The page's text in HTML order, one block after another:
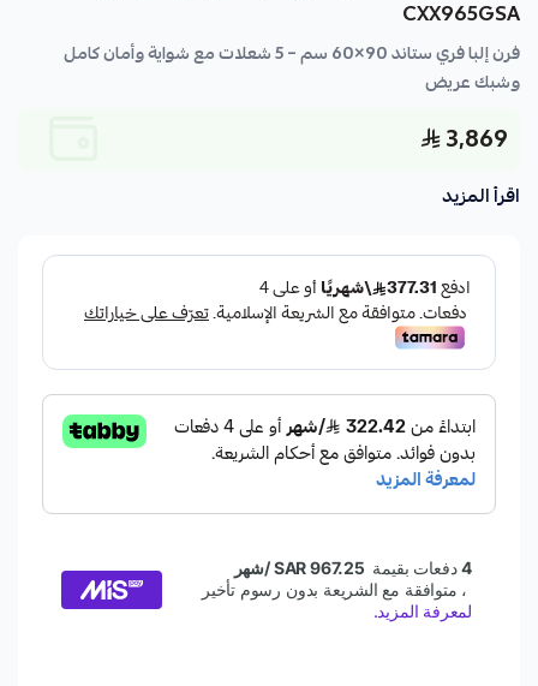
CXX965GSA
فرن إلبا فري ستاند 90×60 سم – 5 شعلات مع شواية وأمان كامل
وشبك عريض
3,869
اقرأ المزيد